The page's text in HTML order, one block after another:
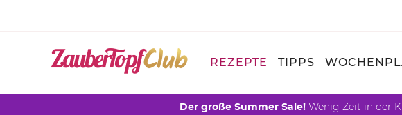
REZEPTE TIPPS
Der große Summer Sale! Wenig Zeit in der